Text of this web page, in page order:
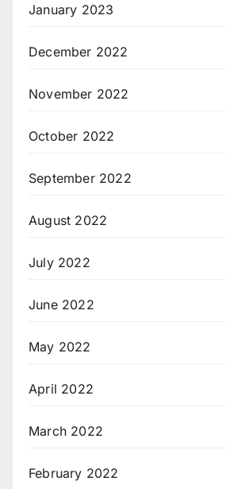
January 2023
December 2022
November 2022
October 2022
September 2022
August 2022
July 2022
June 2022
May 2022
April 2022
March 2022
February 2022